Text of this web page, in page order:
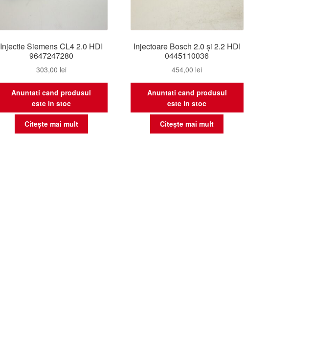
Injectie Siemens CL4 2.0 HDI
9647247280
303,00 lei
Anuntati cand produsul
este in stoc
Citește mai mult
Injectoare Bosch 2.0 și 2.2 HDI
0445110036
454,00 lei
Anuntati cand produsul
este in stoc
Citește mai mult